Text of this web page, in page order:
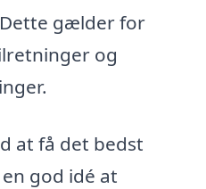
gælder for
og
at få det bedst
god idé at